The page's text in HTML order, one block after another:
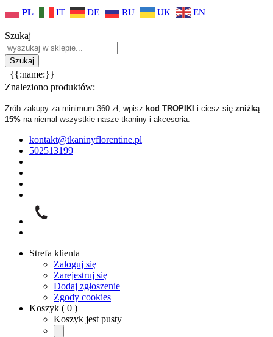
PL IT DE RU UK EN
Szukaj
{{:name:}}
Znaleziono produktów:
Zrób zakupy za minimum 360 zł, wpisz kod TROPIKI i ciesz się zniżką
15% na niemal wszystkie nasze tkaniny i akcesoria.
kontakt@tkaninyflorentine.pl
502513199
Strefa klienta
Zaloguj się
Zarejestruj się
Dodaj zgłoszenie
Zgody cookies
Koszyk ( 0 )
Koszyk jest pusty